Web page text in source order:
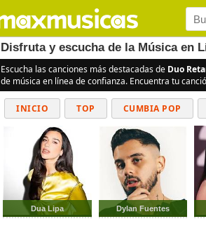
Disfruta y escucha de la Música en
Escucha las canciones más destacadas de Duo
de música en línea de confianza. Encuentra tu
INICIO TOP CUMBIA POP
Dua Lipa Dylan Fuentes